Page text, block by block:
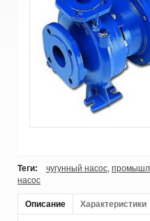
Теги: чугунный насос
насос
Описание Характеристики